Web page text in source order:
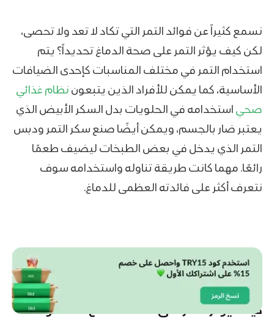
نسمع كثيراً عن فوائد التمر التي تكاد لا تعد ولا تحصى،
لكن كيف يؤثر التمر على صحة الدماغ تحديداً؟ يتم
استخدام التمر في مختلف المناسبات كإحدى الضيافات
الأساسية، كما يمكن للأفراد الذين يتبعون نظام غذائي
صحي استخدامه في الحلويات بدل السكر الأبيض الذي
يعتبر ضار بالجسم، ويمكن أيضًا صنع سكر التمر ودبس
التمر الذي يدخل في بعض الطبخات ليضيف طعمًا
رائعًا. مهما كانت طريقة تناوله واستخدامه سوف
نتعرف أكثر على فائدته العظمى للدماغ.
كيف يؤثر التمر على صحة الدماغ عند تناوله؟